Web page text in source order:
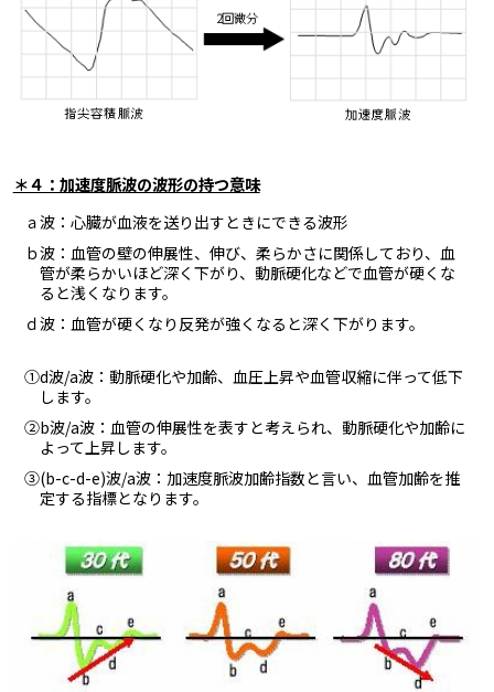
＊４：加速度脈波の波形の持つ意味
ａ波：心臓が血液を送り出すときにできる波形
ｂ波：血管の壁の伸展性、伸び、柔らかさに関係しており、血
管が柔らかいほど深く下がり、動脈硬化などで血管が硬くな
ると浅くなります。
ｄ波：血管が硬くなり反発が強くなると深く下がります。
①d波/a波：動脈硬化や加齢、血圧上昇や血管収縮に伴って低下
します。
②b波/a波：血管の伸展性を表すと考えられ、動脈硬化や加齢に
よって上昇します。
③(b-c-d-e)波/a波：加速度脈波加齢指数と言い、血管加齢を推
定する指標となります。